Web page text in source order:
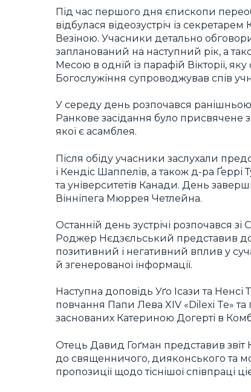
Під час першого дня єпископи
відбулася відеозустріч із
Везіною. Учасники детально
запланований на наступний рік, а
Месою в одній із парафій Вікторії,
Богослужіння супроводжував спів
У середу день розпочався
Ранкове засідання було присвячене
якої є асамблея.
Після обіду учасники заслухали
і Кендіс Шаппелів, а також д-ра Ґеррі
та університетів Канади. День
Вінніпега Мюррея Четлейна.
Останній день зустрічі розпочався
Роджер Нєдзєльський представив
позитивний і негативний вплив у
й згенерованої інформації.
Наступна доповідь Уґо Ісази та
повчання Папи Лева XIV «Dilexi Te» та
заснованих Катериною Догерті в
Отець Давид Гоґман представив звіт
до священничого, дияконського та
пропозиції щодо тіснішої співпраці